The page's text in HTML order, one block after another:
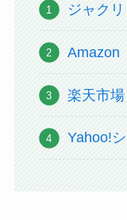
ジャク
Amazon
楽天市場
Yahoo!